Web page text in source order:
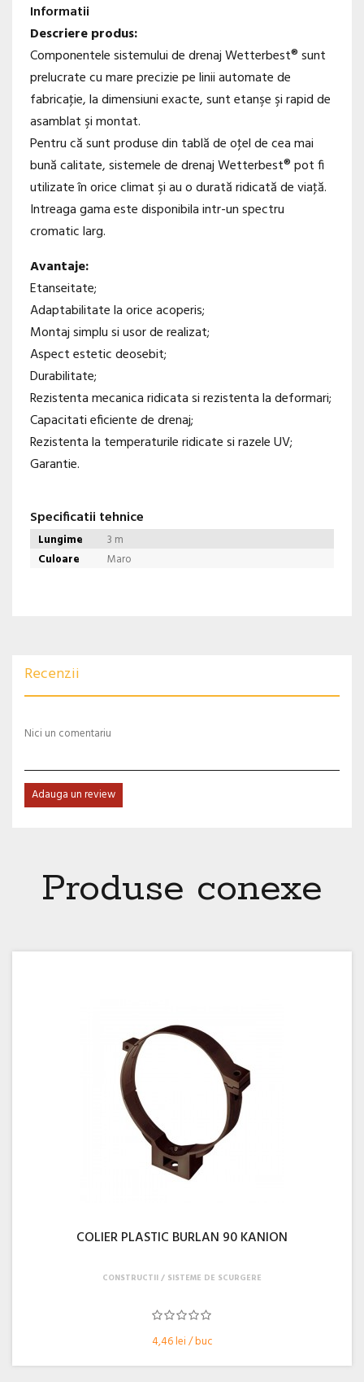
Informatii
Descriere produs:
Componentele sistemului de drenaj Wetterbest® sunt
prelucrate cu mare precizie pe linii automate de
fabricaţie, la dimensiuni exacte, sunt etanşe şi rapid de
asamblat şi montat.
Pentru că sunt produse din tablă de oţel de cea mai
bună calitate, sistemele de drenaj Wetterbest® pot fi
utilizate în orice climat şi au o durată ridicată de viaţă.
Intreaga gama este disponibila intr-un spectru
cromatic larg.
Avantaje:
Etanseitate;
Adaptabilitate la orice acoperis;
Montaj simplu si usor de realizat;
Aspect estetic deosebit;
Durabilitate;
Rezistenta mecanica ridicata si rezistenta la deformari;
Capacitati eficiente de drenaj;
Rezistenta la temperaturile ridicate si razele UV;
Garantie.
Specificatii tehnice
Lungime
3 m
Culoare
Maro
Recenzii
Nici un comentariu
Adauga un review
Produse conexe
COLIER PLASTIC BURLAN 90 KANION
4,46 lei / buc
CONSTRUCTII SISTEME DE SCURGERE